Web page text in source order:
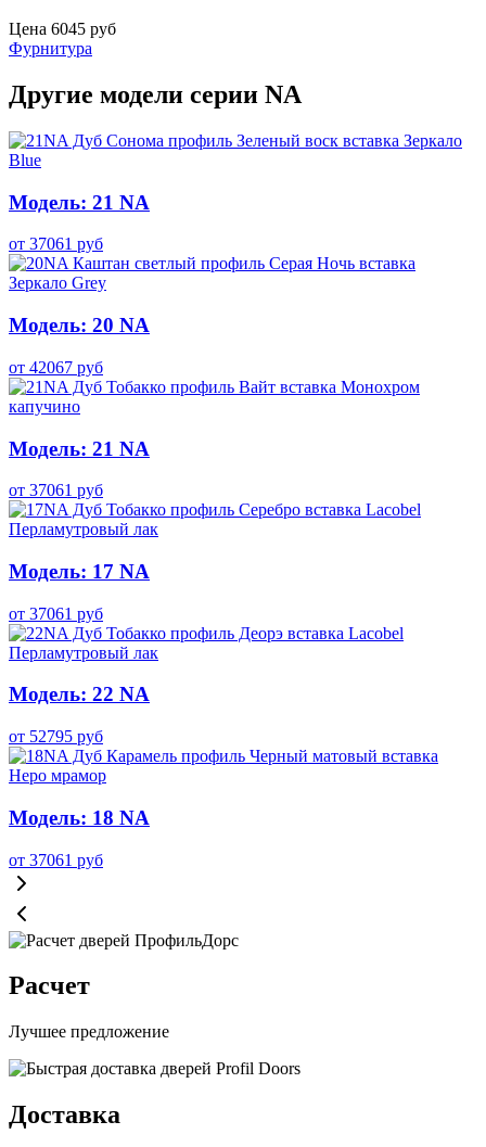
Цена 6045 руб
Фурнитура
Другие модели серии NA
Модель: 21 NA
от 37061 руб
Модель: 20 NA
от 42067 руб
Модель: 21 NA
от 37061 руб
Модель: 17 NA
от 37061 руб
Модель: 22 NA
от 52795 руб
Модель: 18 NA
от 37061 руб
Расчет
Лучшее предложение
Доставка